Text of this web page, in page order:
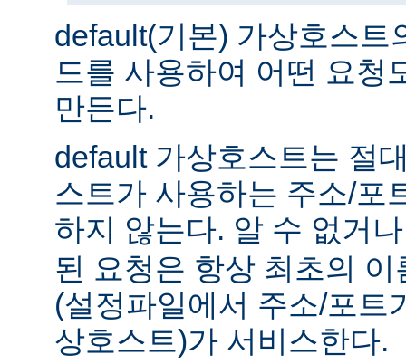
default(기본) 가상호스트
드를 사용하여 어떤 요청
만든다.
default 가상호스트는 절
스트가 사용하는 주소/포
하지 않는다. 알 수 없거
된 요청은 항상 최초의
(설정파일에서 주소/포트
상호스트)가 서비스한다.